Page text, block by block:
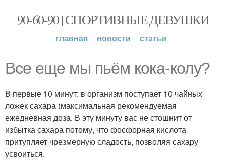
90-60-90 | СПОРТИВНЫЕ ДЕВУШКИ
главная новости статьи
Все еще мы пьём кока-колу?
В первые 10 минут: в организм поступает 10 чайных
ложек сахара (максимальная рекомендуемая
ежедневная доза. В эту минуту вас не стошнит от
избытка сахара потому, что фосфорная кислота
притупляет чрезмерную сладость, позволяя сахару
усвоиться.